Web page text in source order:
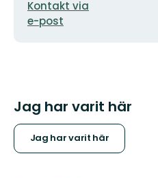
Kontakt via
e-post
Jag har varit här
Jag har varit här